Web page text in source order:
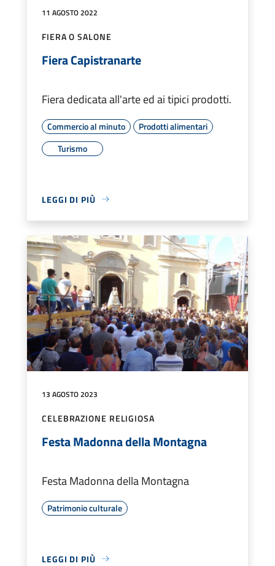
11 AGOSTO 2022
FIERA O SALONE
Fiera Capistranarte
Fiera dedicata all'arte ed ai tipici prodotti.
Commercio al minuto
Prodotti alimentari
Turismo
LEGGI DI PIÙ
13 AGOSTO 2023
CELEBRAZIONE RELIGIOSA
Festa Madonna della Montagna
Festa Madonna della Montagna
Patrimonio culturale
LEGGI DI PIÙ